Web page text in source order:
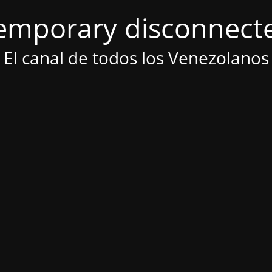
El canal de todos los Venezolanos